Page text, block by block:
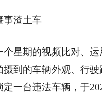
事渣土车
个星期的视频比对、
摄到的车辆外观、行
定一台违法车辆，于